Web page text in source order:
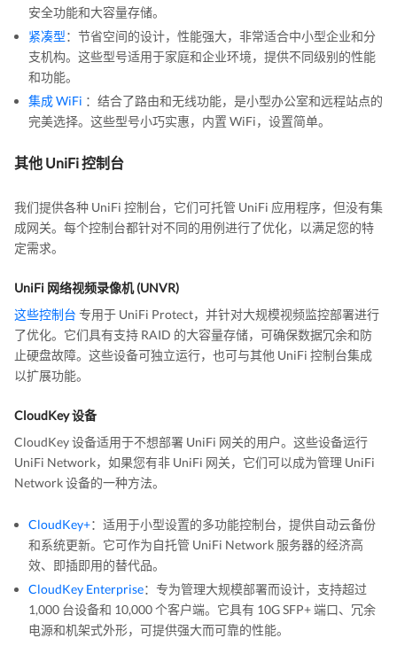
安全功能和大容量存储。
紧凑型：节省空间的设计，性能强大，非常适合中小型企业和分
支机构。这些型号适用于家庭和企业环境，提供不同级别的性能
和功能。
集成 WiFi ：结合了路由和无线功能，是小型办公室和远程站点的
完美选择。这些型号小巧实惠，内置 WiFi，设置简单。
其他 UniFi 控制台
我们提供各种 UniFi 控制台，它们可托管 UniFi 应用程序，但没有集
成网关。每个控制台都针对不同的用例进行了优化，以满足您的特
定需求。
UniFi 网络视频录像机 (UNVR)
这些控制台 专用于 UniFi Protect，并针对大规模视频监控部署进行
了优化。它们具有支持 RAID 的大容量存储，可确保数据冗余和防
止硬盘故障。这些设备可独立运行，也可与其他 UniFi 控制台集成
以扩展功能。
CloudKey 设备
CloudKey 设备适用于不想部署 UniFi 网关的用户。这些设备运行
UniFi Network，如果您有非 UniFi 网关，它们可以成为管理 UniFi
Network 设备的一种方法。
CloudKey+：适用于小型设置的多功能控制台，提供自动云备份
和系统更新。它可作为自托管 UniFi Network 服务器的经济高
效、即插即用的替代品。
CloudKey Enterprise：专为管理大规模部署而设计，支持超过
1,000 台设备和 10,000 个客户端。它具有 10G SFP+ 端口、冗余
电源和机架式外形，可提供强大而可靠的性能。